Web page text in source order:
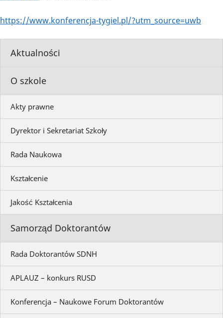
Aktualności
O szkole
Akty prawne
Dyrektor i Sekretariat Szkoły
Rada Naukowa
Kształcenie
Jakość Kształcenia
Samorząd Doktorantów
Rada Doktorantów SDNH
APLAUZ – konkurs RUSD
Konferencja – Naukowe Forum Doktorantów
https://www.konferencja-tygiel.pl/?utm_source=uwb